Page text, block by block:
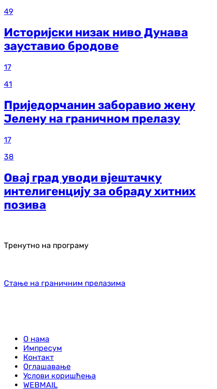
49
Историјски низак ниво Дунава
зауставио бродове
17
41
Приједорчанин заборавио жену
Јелену на граничном прелазу
17
38
Овај град уводи вјештачку
интелигенцију за обраду хитних
позива
Тренутно на програму
Стање на граничним прелазима
О нама
Импресум
Контакт
Оглашавање
Услови коришћења
WEBMAIL